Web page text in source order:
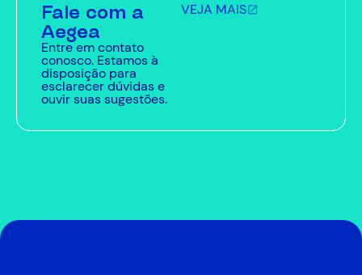
Fale com a
Aegea
Entre em contato
conosco. Estamos à
disposição para
esclarecer dúvidas e
ouvir suas sugestões.
VEJA MAIS